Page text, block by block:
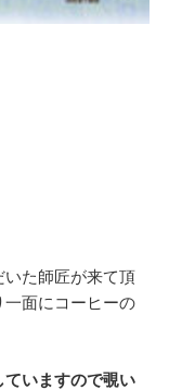
た師匠が来て頂
一面にコーヒーの
いますので覗い